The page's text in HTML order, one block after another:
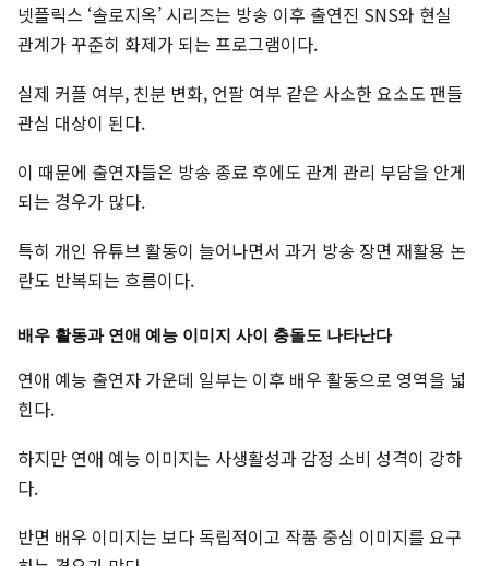
넷플릭스 ‘솔로지옥’ 시리즈는 방송 이후 출연진 SNS와 현실
관계가 꾸준히 화제가 되는 프로그램이다.
실제 커플 여부, 친분 변화, 언팔 여부 같은 사소한 요소도 팬들
관심 대상이 된다.
이 때문에 출연자들은 방송 종료 후에도 관계 관리 부담을 안게
되는 경우가 많다.
특히 개인 유튜브 활동이 늘어나면서 과거 방송 장면 재활용 논
란도 반복되는 흐름이다.
배우 활동과 연애 예능 이미지 사이 충돌도 나타난다
연애 예능 출연자 가운데 일부는 이후 배우 활동으로 영역을 넓
힌다.
하지만 연애 예능 이미지는 사생활성과 감정 소비 성격이 강하
다.
반면 배우 이미지는 보다 독립적이고 작품 중심 이미지를 요구